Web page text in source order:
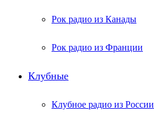
Рок радио из Канады
Рок радио из Франции
Клубные
Клубное радио из России